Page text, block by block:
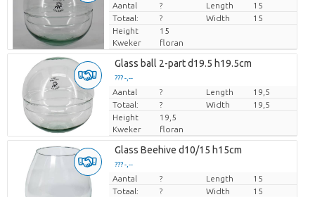
Prijs per stuk
Aantal ? Length
15
Totaal:
? Width
15
Height
15
Kweker
floran
Glass ball 2-part d19.5 h19.5cm
??? -,--
Prijs per stuk
Aantal ? Length
19,5
Totaal:
? Width
19,5
Height
19,5
Kweker
floran
Glass Beehive d10/15 h15cm
??? -,--
Prijs per stuk
Aantal ? Length
15
Totaal:
? Width
15